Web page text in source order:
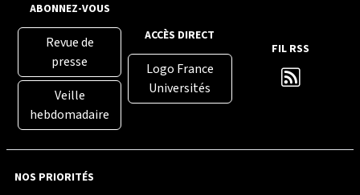
ABONNEZ-VOUS
Revue de
presse
Veille
hebdomadaire
ACCÈS DIRECT
Logo France
Universités
FIL RSS
NOS PRIORITÉS